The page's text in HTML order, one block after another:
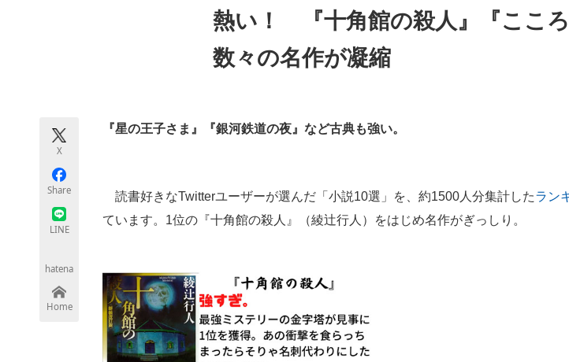
ITエンジニア向け専門サイト 企業向けIT製品の総合サイト IT製品の技術・比較・
熱い！ 『十角館の殺人』『ここ
数々の名作が凝縮
X
Share
LINE
hatena
Home
『星の王子さま』『銀河鉄道の夜』など古典も強い。
読書好きなTwitterユーザーが選んだ「小説10選」を、約1500人分集計したラン
ています。1位の『十角館の殺人』（綾辻行人）をはじめ名作がぎっしり。